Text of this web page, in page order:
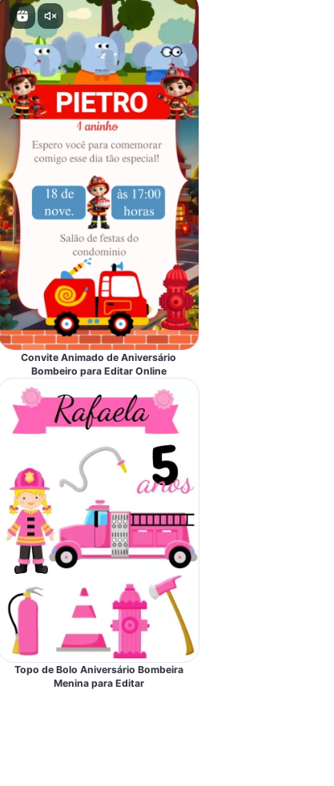
Convite Animado de Aniversário
Bombeiro para Editar Online
Topo de Bolo Aniversário Bombeira
Menina para Editar